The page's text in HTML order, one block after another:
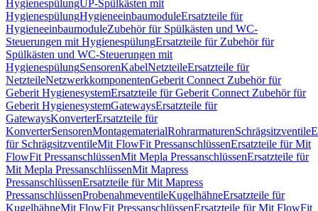
HygienespülungUP-Spülkästen mit
HygienespülungHygieneeinbaumoduleErsatzteile für
HygieneeinbaumoduleZubehör für Spülkästen und WC-
Steuerungen mit HygienespülungErsatzteile für Zubehör für
Spülkästen und WC-Steuerungen mit
HygienespülungSensorenKabelNetzteileErsatzteile für
NetzteileNetzwerkkomponentenGeberit Connect Zubehör für
Geberit HygienesystemErsatzteile für Geberit Connect Zubehör für
Geberit HygienesystemGatewaysErsatzteile für
GatewaysKonverterErsatzteile für
KonverterSensorenMontagematerialRohrarmaturenSchrägsitzventile
für SchrägsitzventileMit FlowFit PressanschlüssenErsatzteile für Mit
FlowFit PressanschlüssenMit Mepla PressanschlüssenErsatzteile für
Mit Mepla PressanschlüssenMit Mapress
PressanschlüssenErsatzteile für Mit Mapress
PressanschlüssenProbenahmeventileKugelhähneErsatzteile für
KugelhähneMit FlowFit PressanschlüssenErsatzteile für Mit FlowFit